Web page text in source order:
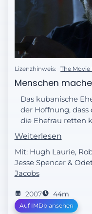
Lizenzhinweis: The Movie
Menschen
Das kubanische
der Hoffnung,
die Ehefrau retten
House ist
interessiert und
sein Team. Doch
der Frau einen
Weiterlesen
Mit: Hugh Laurie,
Jesse Spencer &
Jacobs
2007 44m
Auf IMDb ansehen